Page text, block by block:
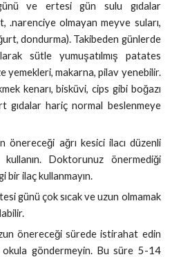
ve ertesi gün sulu gıdalar
.narenciye olmayan meyve suları,
dondurma). Takibeden günlerde
sütle yumuşatılmış patates
yemekleri, makarna, pilav yenebilir.
kenarı, bisküvi, cips gibi boğazı
gıdalar hariç normal beslenmeye
önereceği ağrı kesici ilacı düzenli
Doktorunuz önermediği
bir ilaç kullanmayın.
günü çok sıcak ve uzun olmamak
önereceği sürede istirahat edin
göndermeyin. Bu süre 5-14